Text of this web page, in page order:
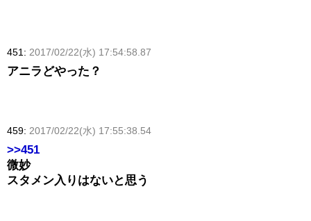
451: 2017/02/22(水) 17:54:58.87
アニラどやった？
459: 2017/02/22(水) 17:55:38.54
>>451
微妙
スタメン入りはないと思う